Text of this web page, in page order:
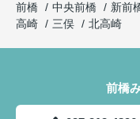
前橋
中央前橋 新前
高崎
三俣 北高崎
前橋